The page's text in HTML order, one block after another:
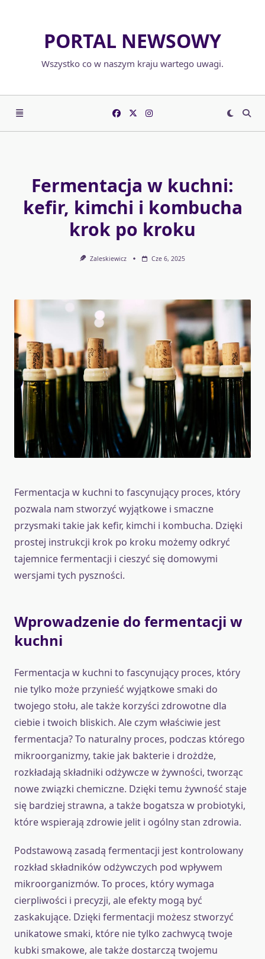
PORTAL NEWSOWY
Wszystko co w naszym kraju wartego uwagi.
Fermentacja w kuchni:
kefir, kimchi i kombucha
krok po kroku
Zaleskiewicz Cze 6, 2025
Fermentacja w kuchni to fascynujący proces, który
pozwala nam stworzyć wyjątkowe i smaczne
przysmaki takie jak kefir, kimchi i kombucha. Dzięki
prostej instrukcji krok po kroku możemy odkryć
tajemnice fermentacji i cieszyć się domowymi
wersjami tych pyszności.
Wprowadzenie do fermentacji w
kuchni
Fermentacja w kuchni to fascynujący proces, który
nie tylko może przynieść wyjątkowe smaki do
twojego stołu, ale także korzyści zdrowotne dla
ciebie i twoich bliskich. Ale czym właściwie jest
fermentacja? To naturalny proces, podczas którego
mikroorganizmy, takie jak bakterie i drożdże,
rozkładają składniki odżywcze w żywności, tworząc
nowe związki chemiczne. Dzięki temu żywność staje
się bardziej strawna, a także bogatsza w probiotyki,
które wspierają zdrowie jelit i ogólny stan zdrowia.
Podstawową zasadą fermentacji jest kontrolowany
rozkład składników odżywczych pod wpływem
mikroorganizmów. To proces, który wymaga
cierpliwości i precyzji, ale efekty mogą być
zaskakujące. Dzięki fermentacji możesz stworzyć
unikatowe smaki, które nie tylko zachwycą twoje
kubki smakowe, ale także dostarczą twojemu